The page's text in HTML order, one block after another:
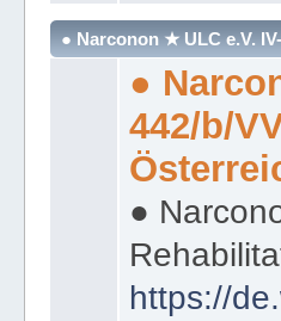
Strecke ⛪
● Narconon ★ ULC e.V.
●
442/b/
●